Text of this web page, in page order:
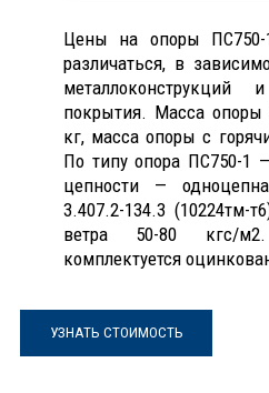
Цены на опоры ПС750-
различаться, в
металлоконструкций
покрытия. Масса опоры
кг, масса опоры с
По типу опора ПС750-1
цепности —
3.407.2-134.3 (10224тм-
ветра 50-80 кгс/
комплектуется
УЗНАТЬ СТОИМОСТЬ